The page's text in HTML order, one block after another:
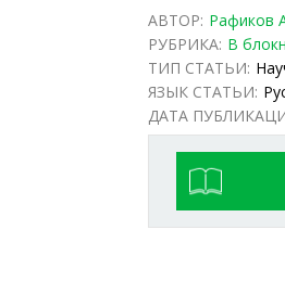
АВТОР: Рафиков
РУБРИКА: В
ТИП СТАТЬИ:
ЯЗЫК СТАТЬИ:
ДАТА